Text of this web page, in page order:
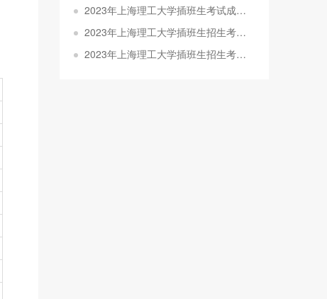
2023年上海理工大学插班生考试成绩查询及复核通知
2023年上海理工大学插班生招生考试考场规则
2023年上海理工大学插班生招生考试初审结果查询通知